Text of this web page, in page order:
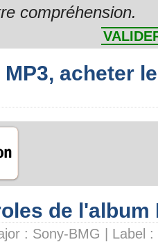
compréhension.
acheter
de l'album
: Sony-BMG | Label :